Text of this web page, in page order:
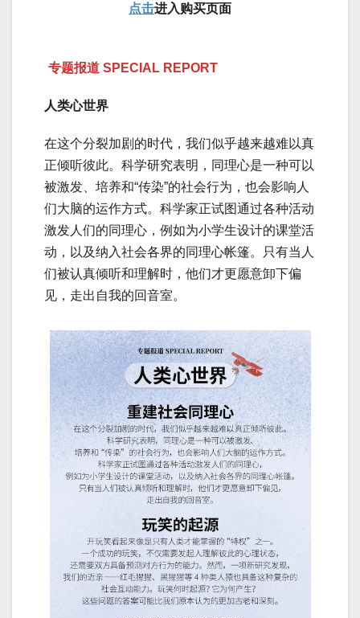
点击进入购买页面
专题报道 SPECIAL REPORT
人类心世界
在这个分裂加剧的时代，我们似乎越来越难以真
正倾听彼此。科学研究表明，同理心是一种可以
被激发、培养和“传染”的社会行为，也会影响人
们大脑的运作方式。科学家正试图通过各种活动
激发人们的同理心，例如为小学生设计的课堂活
动，以及纳入社会各界的同理心帐篷。只有当人
们被认真倾听和理解时，他们才更愿意卸下偏
见，走出自我的回音室。